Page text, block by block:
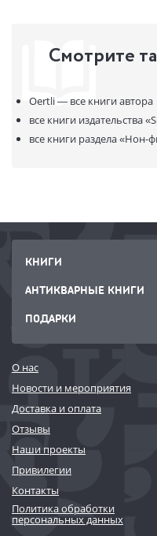
diseases. In addition, experts
neoplasia and the current
techniques like the minimally
thyroid and parathyroids are
Смотрите
Oertli — все книги автора
все книги издательства
все книги раздела«Нон-
КНИГИ
АНТИКВАРНЫЕ КНИГИ
ПОДАРКИ
О нас
Новости и мероприятия
Доставка и оплата
Отзывы
Наши проекты
Привилегии
Контакты
Политика обработки
персональных данных